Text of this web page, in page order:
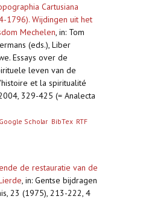
Cartusiana
1796). Wijdingen uit het
Mechelen, in: Tom
(eds.), Liber
Essays over de
leven van de
et la spiritualité
329-425 (= Analecta
Google Scholar BibTex RTF
de restauratie van de
, in: Gentse bijdragen
23 (1975), 213-222, 4